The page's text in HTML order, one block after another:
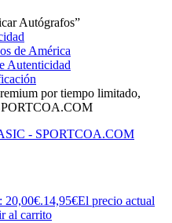
Autógrafos”
de América
Autenticidad
20,00€.14,95€El precio actual
al carrito